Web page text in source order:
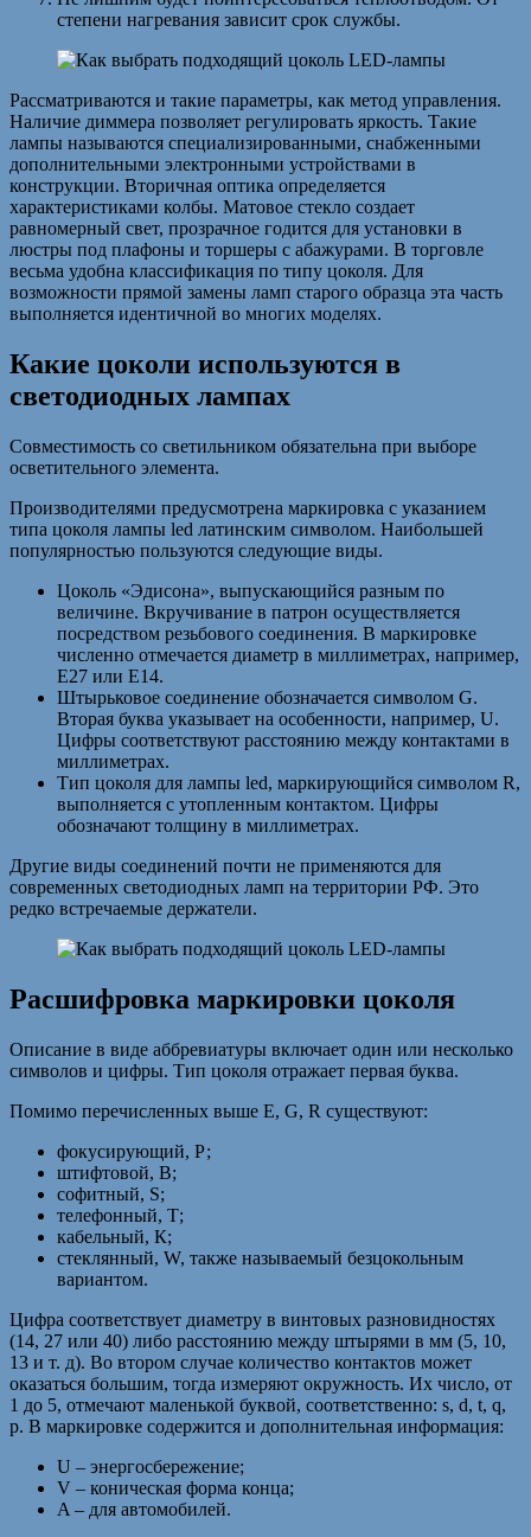
степени нагревания зависит срок службы.
Рассматриваются и такие параметры, как метод управления.
Наличие диммера позволяет регулировать яркость. Такие
лампы называются специализированными, снабженными
дополнительными электронными устройствами в
конструкции. Вторичная оптика определяется
характеристиками колбы. Матовое стекло создает
равномерный свет, прозрачное годится для установки в
люстры под плафоны и торшеры с абажурами. В торговле
весьма удобна классификация по типу цоколя. Для
возможности прямой замены ламп старого образца эта часть
выполняется идентичной во многих моделях.
Какие цоколи используются в
светодиодных лампах
Совместимость со светильником обязательна при выборе
осветительного элемента.
Производителями предусмотрена маркировка с указанием
типа цоколя лампы led латинским символом. Наибольшей
популярностью пользуются следующие виды.
Цоколь «Эдисона», выпускающийся разным по
величине. Вкручивание в патрон осуществляется
посредством резьбового соединения. В маркировке
численно отмечается диаметр в миллиметрах, например,
Е27 или Е14.
Штырьковое соединение обозначается символом G.
Вторая буква указывает на особенности, например, U.
Цифры соответствуют расстоянию между контактами в
миллиметрах.
Тип цоколя для лампы led, маркирующийся символом R,
выполняется с утопленным контактом. Цифры
обозначают толщину в миллиметрах.
Другие виды соединений почти не применяются для
современных светодиодных ламп на территории РФ. Это
редко встречаемые держатели.
Расшифровка маркировки цоколя
Описание в виде аббревиатуры включает один или несколько
символов и цифры. Тип цоколя отражает первая буква.
Помимо перечисленных выше Е, G, R существуют:
фокусирующий, Р;
штифтовой, B;
софитный, S;
телефонный, Т;
кабельный, К;
стеклянный, W, также называемый безцокольным
вариантом.
Цифра соответствует диаметру в винтовых разновидностях
(14, 27 или 40) либо расстоянию между штырями в мм (5, 10,
13 и т. д). Во втором случае количество контактов может
оказаться большим, тогда измеряют окружность. Их число, от
1 до 5, отмечают маленькой буквой, соответственно: s, d, t, q,
p. В маркировке содержится и дополнительная информация:
U – энергосбережение;
V – коническая форма конца;
A – для автомобилей.